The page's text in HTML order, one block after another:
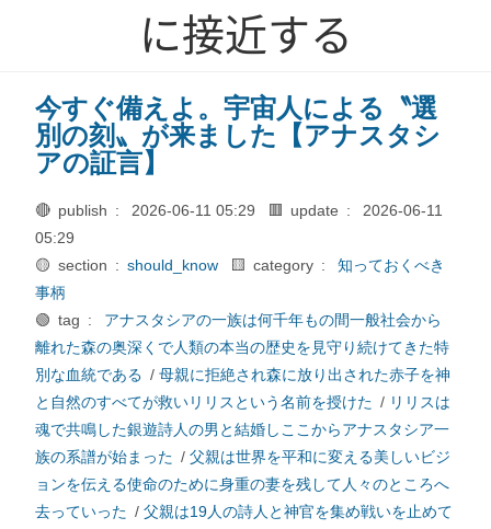
に接近する
今すぐ備えよ。宇宙人による〝選
別の刻〟が来ました【アナスタシ
アの証言】
🔴 publish : 2026-06-11 05:29 🟥 update :
2026-06-11
05:29
🟡 section : should_know 🟨 category :
知っておくべき
事柄
🟢 tag :
アナスタシアの一族は何千年もの間一般社会から
離れた森の奥深くで人類の本当の歴史を見守り続けてきた特
別な血統である / 母親に拒絶され森に放り出された赤子を神
と自然のすべてが救いリリスという名前を授けた / リリスは
魂で共鳴した銀遊詩人の男と結婚しここからアナスタシア一
族の系譜が始まった / 父親は世界を平和に変える美しいビジ
ョンを伝える使命のために身重の妻を残して人々のところへ
去っていった / 父親は19人の詩人と神官を集め戦いを止めて